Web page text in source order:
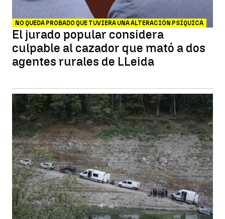
NO QUEDA PROBADO QUE TUVIERA UNA ALTERACIÓN PSÍQUICA
El jurado popular considera
culpable al cazador que mató a dos
agentes rurales de LLeida